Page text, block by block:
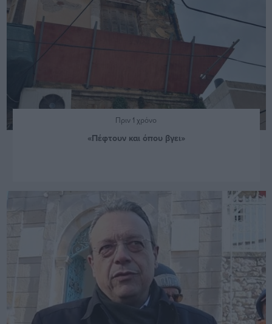
Πριν 1 χρόνο
«Πέφτουν και όπου βγει»